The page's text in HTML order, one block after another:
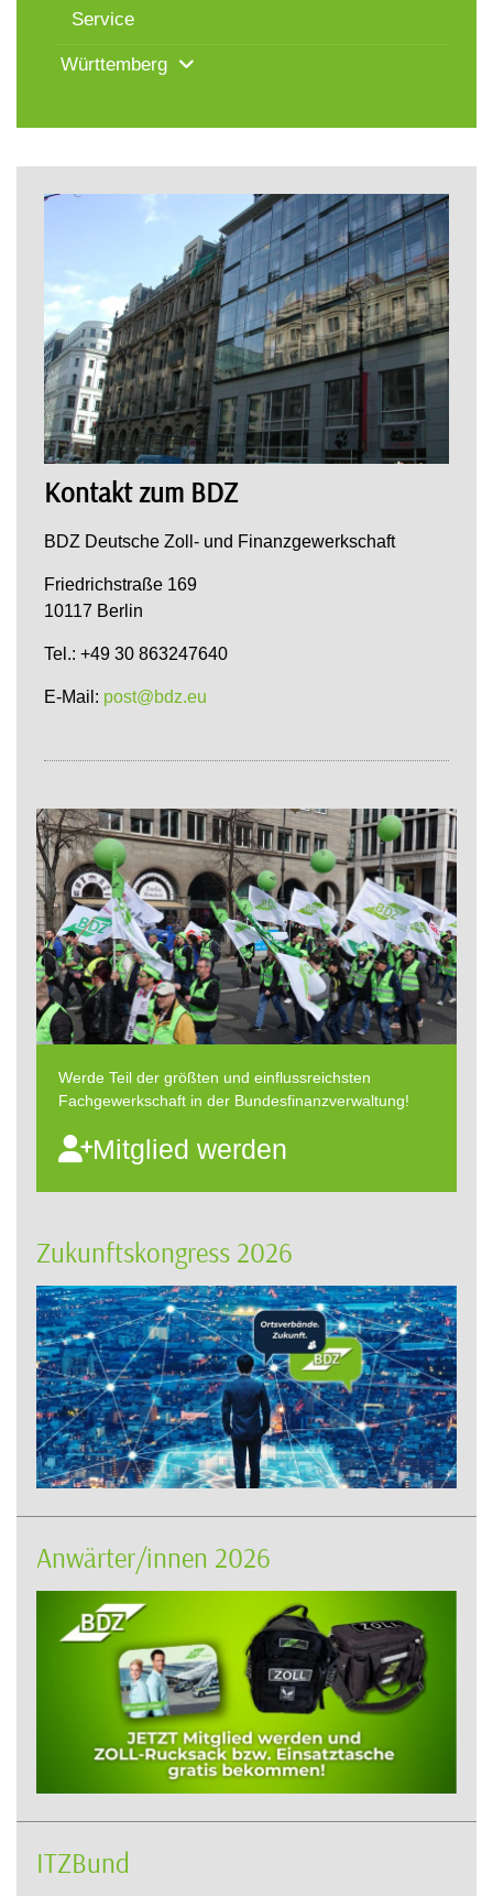
Service
Württemberg
Kontakt zum BDZ
BDZ Deutsche Zoll- und Finanzgewerkschaft
Friedrichstraße 169
10117 Berlin
Tel.: +49 30 863247640
E-Mail: post@bdz.eu
Werde Teil der größten und einflussreichsten
Fachgewerkschaft in der Bundesfinanzverwaltung!
Mitglied werden
Zukunftskongress 2026
Anwärter/innen 2026
ITZBund